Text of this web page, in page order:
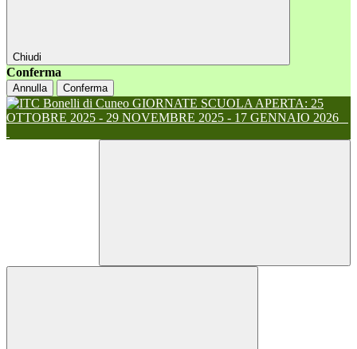
Chiudi
Conferma
Annulla Conferma
GIORNATE SCUOLA APERTA: 25
OTTOBRE 2025 - 29 NOVEMBRE 2025 - 17 GENNAIO 2026